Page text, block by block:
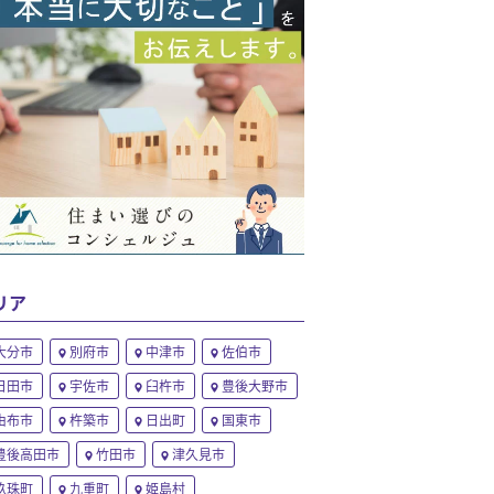
ア
分市 別府市 中津市
佐伯市
田市
宇佐市 臼杵市
豊後大野市
布市
杵築市 日出町
国東市
後高田市
竹田市
津久見市
珠町
九重町 姫島村